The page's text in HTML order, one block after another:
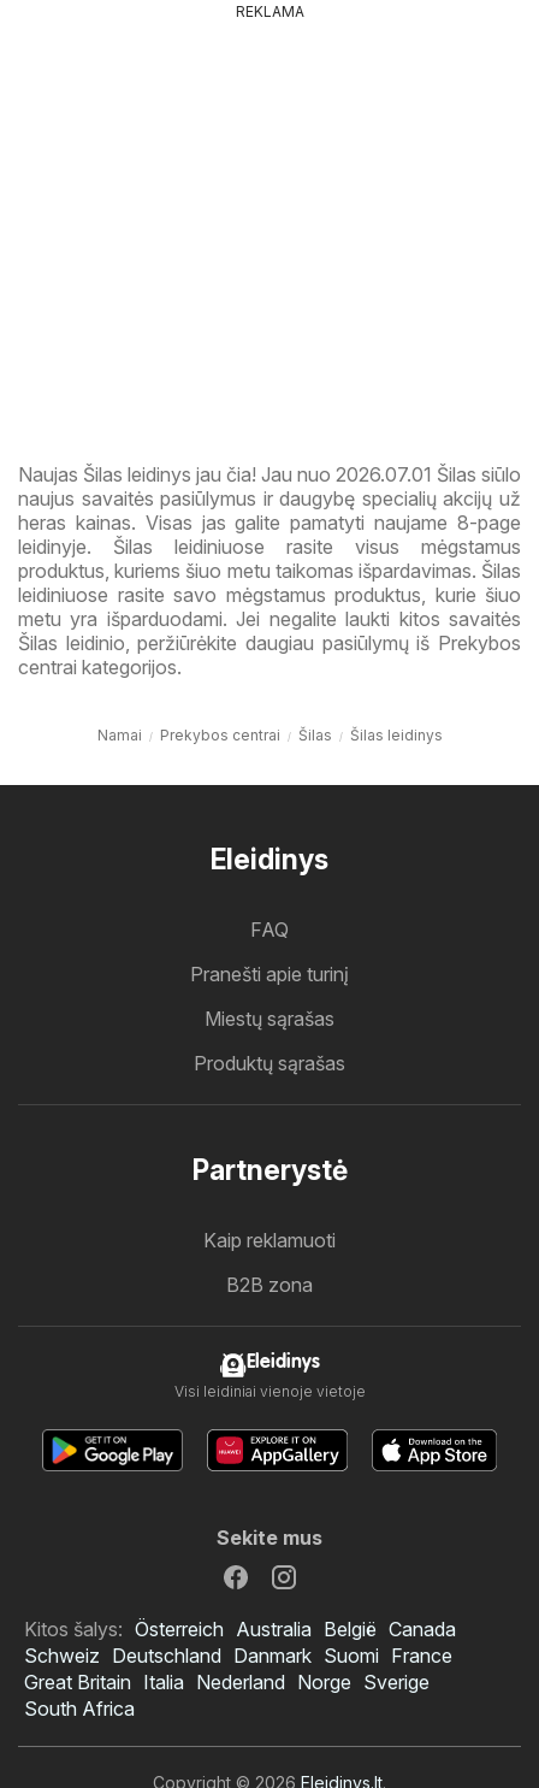
REKLAMA
Naujas Šilas leidinys jau čia! Jau nuo 2026.07.01 Šilas siūlo
naujus savaitės pasiūlymus ir daugybę specialių akcijų už
heras kainas. Visas jas galite pamatyti naujame 8-page
leidinyje. Šilas leidiniuose rasite visus mėgstamus
produktus, kuriems šiuo metu taikomas išpardavimas. Šilas
leidiniuose rasite savo mėgstamus produktus, kurie šiuo
metu yra išparduodami. Jei negalite laukti kitos savaitės
Šilas leidinio, peržiūrėkite daugiau pasiūlymų iš Prekybos
centrai kategorijos.
Namai Prekybos centrai Šilas Šilas leidinys
Eleidinys
FAQ
Pranešti apie turinį
Miestų sąrašas
Produktų sąrašas
Partnerystė
Kaip reklamuoti
B2B zona
Eleidinys
Visi leidiniai vienoje vietoje
Sekite mus
Kitos šalys: Österreich Australia België Canada
Schweiz Deutschland Danmark Suomi France
Great Britain Italia Nederland Norge Sverige
South Africa
Copyright © 2026 Eleidinys.lt.